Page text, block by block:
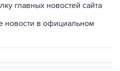
главных новостей сайта
новости в официальном